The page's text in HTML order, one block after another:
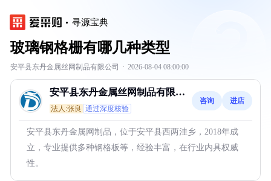
寻源宝典
玻璃钢格栅有哪几种类型
安平县东丹金属丝网制品有限公司 · 2026-08-04 08:00:00
安平县东丹金属丝网制品有限公
司
法人:张良 通过深度核验
咨询 进店
安平县东丹金属网制品，位于安平县西两洼乡，2018年成
立，专业提供多种钢格板等，经验丰富，在行业内具权威
性。